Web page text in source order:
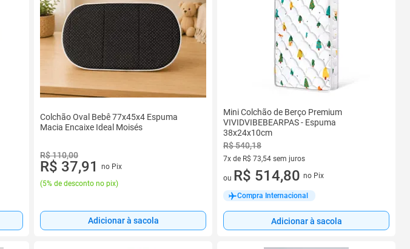
Colchão Oval Bebê 77x45x4 Espuma
Macia Encaixe Ideal Moisés
R$ 110,00
R$ 37,91
no Pix
(5% de desconto no pix)
Adicionar à sacola
Mini Colchão de Berço Premium
VIVIDVIBEBEARPAS - Espuma
38x24x10cm
R$ 540,18
7x de R$ 73,54 sem juros
7 vez de R$ 73,54 sem juros
ou R$ 514,80 no Pix
Compra Internacional
Adicionar à sacola